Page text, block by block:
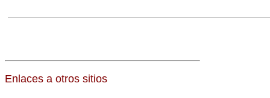
Enlaces a otros sitios